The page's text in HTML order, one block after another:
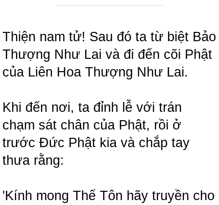
Thiện nam tử! Sau đó ta từ biệt Bảo
Thượng Như Lai và đi đến cõi Phật
của Liên Hoa Thượng Như Lai.
Khi đến nơi, ta đỉnh lễ với trán
chạm sát chân của Phật, rồi ở
trước Đức Phật kia và chắp tay
thưa rằng:
'Kính mong Thế Tôn hãy truyền cho